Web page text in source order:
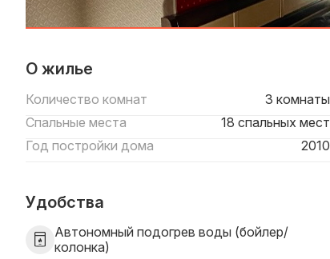
О жилье
Количество комнат
3 комнаты
Спальные места
18 спальных мест
Год постройки дома
2010
Удобства
Автономный подогрев воды (бойлер/
колонка)